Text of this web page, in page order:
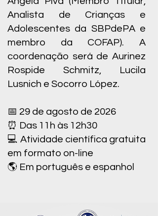
Analista de Crianças e
Adolescentes da SBPdePA e
membro da COFAP). A
coordenação será de Aurinez
Rospide Schmitz, Lucila
Lusnich e Socorro López.
📅 29 de agosto de 2026
⏰ Das 11h às 12h30
💻 Atividade científica gratuita
em formato on-line
🌎 Em português e espanhol